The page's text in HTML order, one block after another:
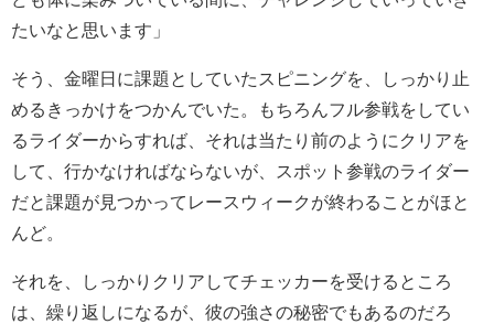
たいなと思います」
そう、金曜日に課題としていたスピニングを、しっかり止
めるきっかけをつかんでいた。もちろんフル参戦をしてい
るライダーからすれば、それは当たり前のようにクリアを
して、行かなければならないが、スポット参戦のライダー
だと課題が見つかってレースウィークが終わることがほと
んど。
それを、しっかりクリアしてチェッカーを受けるところ
は、繰り返しになるが、彼の強さの秘密でもあるのだろ